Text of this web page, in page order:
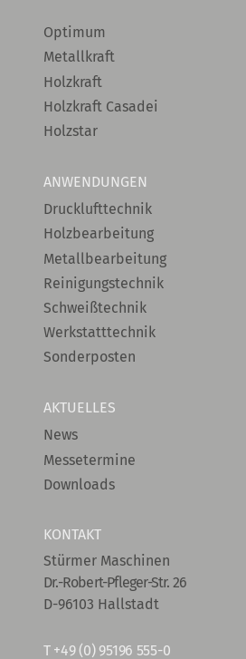
Optimum
Metallkraft
Holzkraft
Holzkraft Casadei
Holzstar
ANWENDUNGEN
Drucklufttechnik
Holzbearbeitung
Metallbearbeitung
Reinigungstechnik
Schweißtechnik
Werkstatttechnik
Sonderposten
AKTUELLES
News
Messetermine
Downloads
KONTAKT
Stürmer Maschinen
Dr.-Robert-Pfleger-Str. 26
D-96103 Hallstadt
T +49 (0) 95196 555-0